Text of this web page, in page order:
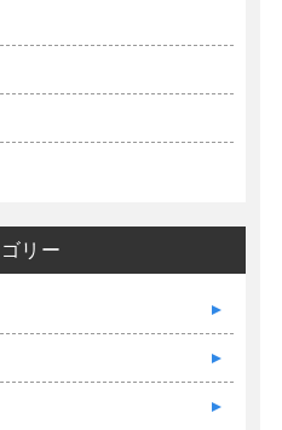
リー